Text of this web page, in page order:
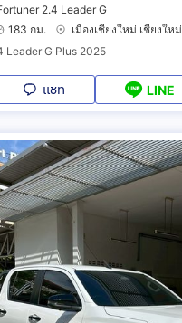
2.4 Leader G
183 กม.
เมืองเชียงใหม่ เชียงใหม่
Leader G Plus 2025
แชท LINE